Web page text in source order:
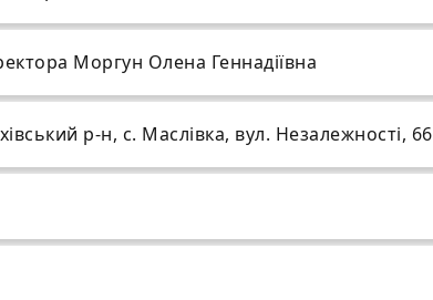
Моргун Олена Геннадіївна
р-н, с. Маслівка, вул. Незалежності, 66